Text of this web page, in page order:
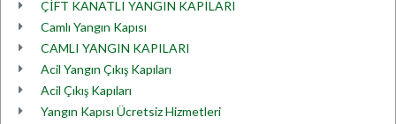
ÇİFT KANATLI YANGIN KAPILARI
Camlı Yangın Kapısı
CAMLI YANGIN KAPILARI
Acil Yangın Çıkış Kapıları
Acil Çıkış Kapıları
Yangın Kapısı Ücretsiz Hizmetleri